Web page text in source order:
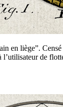
en liège”.
de